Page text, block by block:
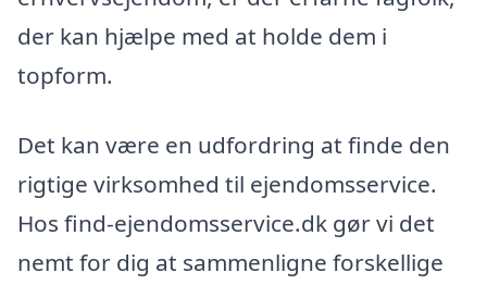
der kan hjælpe med at holde dem i
topform.
Det kan være en udfordring at finde den
rigtige virksomhed til ejendomsservice.
Hos find-ejendomsservice.dk gør vi det
nemt for dig at sammenligne forskellige